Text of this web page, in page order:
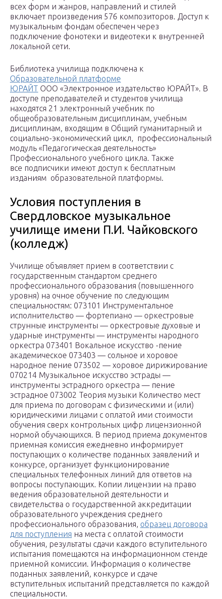
всех форм и жанров, направлений и стилей
включает произведения 576 композиторов. Доступ к
музыкальным фондам обеспечен через
подключение фонотеки и видеотеки к внутренней
локальной сети.
Библиотека училища подключена к
Образовательной платформе
ЮРАЙТ ООО «Электронное издательство ЮРАЙТ». В
доступе преподавателей и студентов училища
находятся 21 электронный учебник по
общеобразовательным дисциплинам, учебным
дисциплинам, входящим в Общий гуманитарный и
социально-экономический цикл, профессиональный
модуль «Педагогическая деятельность»
Профессионального учебного цикла. Также
все подписчики имеют доступ к бесплатным
изданиям образовательной платформы.
Условия поступления в
Свердловское музыкальное
училище имени П.И. Чайковского
(колледж)
Училище объявляет прием в соответствии с
государственным стандартом среднего
профессионального образования (повышенного
уровня) на очное обучение по следующим
специальностям: 073101 Инструментальное
исполнительство — фортепиано — оркестровые
струнные инструменты — оркестровые духовые и
ударные инструменты — инструменты народного
оркестра 073401 Вокальное искусство -пение
академическое 073403 — сольное и хоровое
народное пение 073502 — хоровое дирижирование
070214 Музыкальное искусство эстрады —
инструменты эстрадного оркестра — пение
эстрадное 073002 Теория музыки Количество мест
для приема по договорам с физическими и (или)
юридическими лицами с оплатой ими стоимости
обучения сверх контрольных цифр лицензионной
нормой обучающихся. В период приема документов
приемная комиссия ежедневно информирует
поступающих о количестве поданных заявлений и
конкурсе, организует функционирование
специальных телефонных линий для ответов на
вопросы поступающих. Копии лицензии на право
ведения образовательной деятельности и
свидетельства о государственной аккредитации
образовательного учреждения среднего
профессионального образования, образец договора
для поступления на места с оплатой стоимости
обучения, результаты сдачи каждого вступительного
испытания помещаются на информационном стенде
приемной комиссии. Информация о количестве
поданных заявлений, конкурсе и сдаче
вступительных испытаний представляется по каждой
специальности.